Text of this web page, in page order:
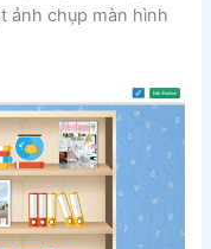
ảnh chụp màn hình